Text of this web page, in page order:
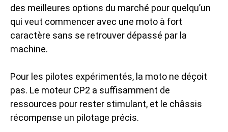
des meilleures options du marché pour quelqu’un
qui veut commencer avec une moto à fort
caractère sans se retrouver dépassé par la
machine.
Pour les pilotes expérimentés, la moto ne déçoit
pas. Le moteur CP2 a suffisamment de
ressources pour rester stimulant, et le châssis
récompense un pilotage précis.